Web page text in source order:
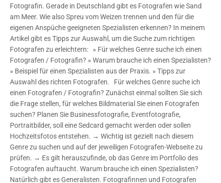
Fotografin. Gerade in Deutschland gibt es Fotografen wie Sand
am Meer. Wie also Spreu vom Weizen trennen und den für die
eigenen Anspüche geeigneten Spezialisten erkennen? In meinem
Artikel gibt es Tipps zur Auswahl, um die Suche zum richtigen
Fotografen zu erleichtern: » Für welches Genre suche ich einen
Fotografen / Fotografin? » Warum brauche ich einen Spezialisten?
» Beispiel für einen Spezialisten aus der Praxis. » Tipps zur
Auswahl des richten Fotografen. Für welches Genre suche ich
einen Fotografen / Fotografin? Zunächst einmal sollten Sie sich
die Frage stellen, für welches Bildmaterial Sie einen Fotografen
suchen? Planen Sie Businessfotografie, Eventfotografie,
Portraitbilder, soll eine Sedcard gemacht werden oder sollen
Hochzeitsfotos entstehen. → Wichtig ist gezielt nach diesem
Genre zu suchen und auf der jeweiligen Fotografen-Webseite zu
prüfen. → Es gilt herauszufinde, ob das Genre im Portfolio des
Fotografen auftaucht. Warum brauche ich einen Spezialisten?
Natürlich gibt es Generalisten. Fotografinnen und Fotografen